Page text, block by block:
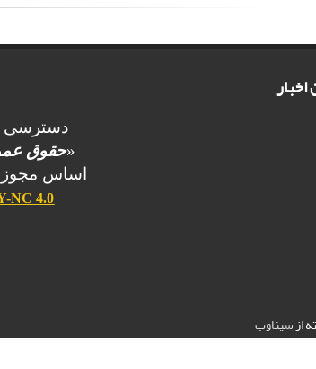
دسترسی
«حقوق
اساس
NC 4.0
ازسیناوب